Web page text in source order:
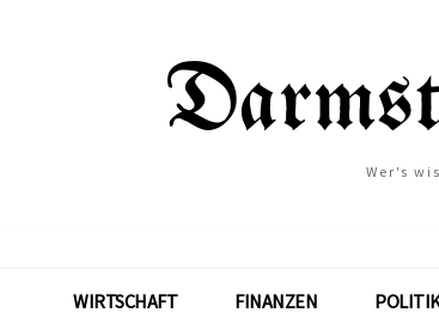
Wer's
WIRTSCHAFT FINANZEN